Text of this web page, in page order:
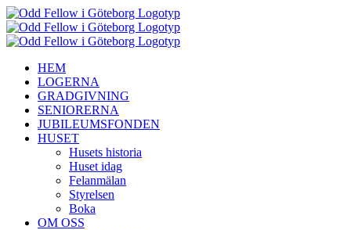
Fortsätt
till
innehållet
HEM
LOGERNA
GRADGIVNING
SENIORERNA
JUBILEUMSFONDEN
HUSET
Husets historia
Huset idag
Felanmälan
Styrelsen
Boka
OM OSS